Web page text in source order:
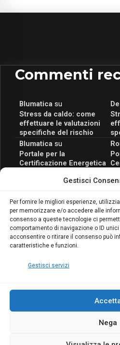
Gestisci
Per fornire le migliori esperienze,
per memorizzare e/o accedere alle
consenso a queste tecnologie ci
comportamento di navigazione o ID
acconsentire o ritirare il consenso può
caratteristiche e funzioni.
Gestisci servizi
Nega
Commenti
Blumaticasu
Stress da caldo: come
effettuare le valutazioni
specifiche del rischio
Blumaticasu
Portale per la
Certificazione Energetica
scopri il Corso Blumatica
Blumaticasu
Coordinatore della
Sicurezza: cosa è
richiesto per abilitazione
e aggiornamento
Copyright Blumatica